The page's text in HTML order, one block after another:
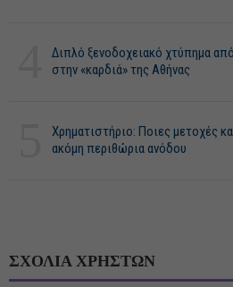
Διπλό ξενοδοχειακό χτύπημα
στην «καρδιά» της Αθήνας
Χρηματιστήριο: Ποιες μετοχές
ακόμη περιθώρια ανόδου
ΣΧΟΛΙΑ ΧΡΗΣΤΩΝ